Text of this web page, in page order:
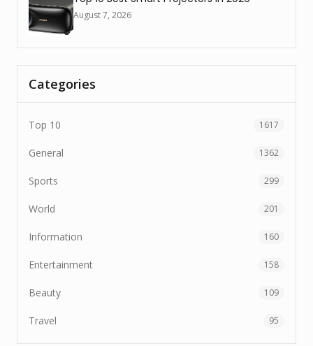
August 7, 2026
Categories
Top 10 1617
General 1362
Sports 299
World 201
Information 160
Entertainment 158
Beauty 109
Travel 95